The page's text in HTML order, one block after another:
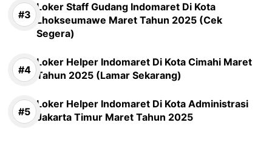
Loker Staff Gudang Indomaret Di Kota
Lhokseumawe Maret Tahun 2025 (Cek
Segera)
Loker Helper Indomaret Di Kota Cimahi Maret
Tahun 2025 (Lamar Sekarang)
Loker Helper Indomaret Di Kota Administrasi
Jakarta Timur Maret Tahun 2025